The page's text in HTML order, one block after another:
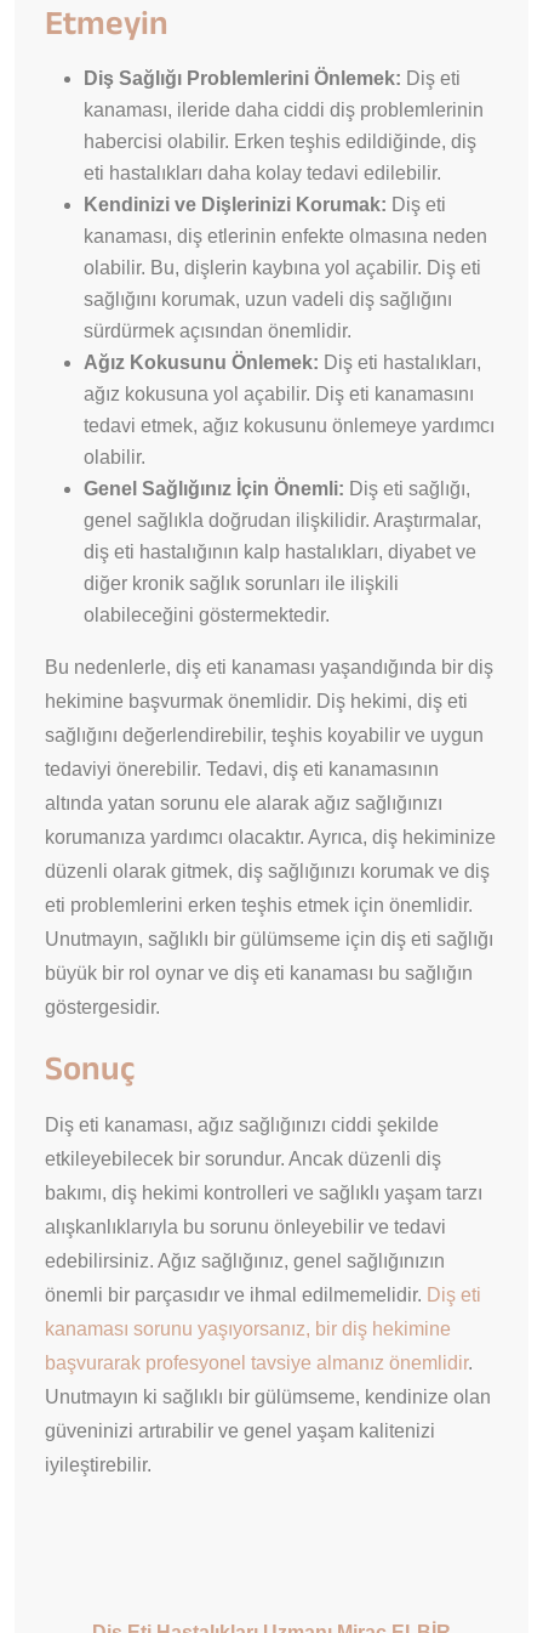
Etmeyin
Diş Sağlığı Problemlerini Önlemek: Diş eti
kanaması, ileride daha ciddi diş problemlerinin
habercisi olabilir. Erken teşhis edildiğinde, diş
eti hastalıkları daha kolay tedavi edilebilir.
Kendinizi ve Dişlerinizi Korumak: Diş eti
kanaması, diş etlerinin enfekte olmasına neden
olabilir. Bu, dişlerin kaybına yol açabilir. Diş eti
sağlığını korumak, uzun vadeli diş sağlığını
sürdürmek açısından önemlidir.
Ağız Kokusunu Önlemek: Diş eti hastalıkları,
ağız kokusuna yol açabilir. Diş eti kanamasını
tedavi etmek, ağız kokusunu önlemeye yardımcı
olabilir.
Genel Sağlığınız İçin Önemli: Diş eti sağlığı,
genel sağlıkla doğrudan ilişkilidir. Araştırmalar,
diş eti hastalığının kalp hastalıkları, diyabet ve
diğer kronik sağlık sorunları ile ilişkili
olabileceğini göstermektedir.
Bu nedenlerle, diş eti kanaması yaşandığında bir diş
hekimine başvurmak önemlidir. Diş hekimi, diş eti
sağlığını değerlendirebilir, teşhis koyabilir ve uygun
tedaviyi önerebilir. Tedavi, diş eti kanamasının
altında yatan sorunu ele alarak ağız sağlığınızı
korumanıza yardımcı olacaktır. Ayrıca, diş hekiminize
düzenli olarak gitmek, diş sağlığınızı korumak ve diş
eti problemlerini erken teşhis etmek için önemlidir.
Unutmayın, sağlıklı bir gülümseme için diş eti sağlığı
büyük bir rol oynar ve diş eti kanaması bu sağlığın
göstergesidir.
Sonuç
Diş eti kanaması, ağız sağlığınızı ciddi şekilde
etkileyebilecek bir sorundur. Ancak düzenli diş
bakımı, diş hekimi kontrolleri ve sağlıklı yaşam tarzı
alışkanlıklarıyla bu sorunu önleyebilir ve tedavi
edebilirsiniz. Ağız sağlığınız, genel sağlığınızın
önemli bir parçasıdır ve ihmal edilmemelidir. Diş eti
kanaması sorunu yaşıyorsanız, bir diş hekimine
başvurarak profesyonel tavsiye almanız önemlidir.
Unutmayın ki sağlıklı bir gülümseme, kendinize olan
güveninizi artırabilir ve genel yaşam kalitenizi
iyileştirebilir.